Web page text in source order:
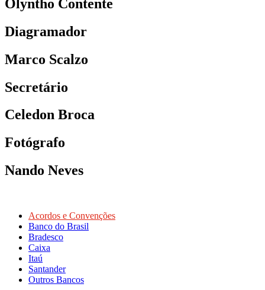
Olyntho Contente
Diagramador
Marco Scalzo
Secretário
Celedon Broca
Fotógrafo
Nando Neves
Acordos e Convenções
Banco do Brasil
Bradesco
Caixa
Itaú
Santander
Outros Bancos